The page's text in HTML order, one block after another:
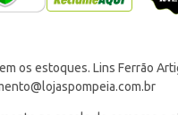
os estoques. Lins Ferrão